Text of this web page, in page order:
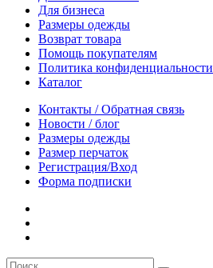
Для бизнеса
Размеры одежды
Возврат товара
Помощь покупателям
Политика конфиденциальности
Каталог
Контакты / Обратная связь
Новости / блог
Размеры одежды
Размер перчаток
Регистрация/Вход
Форма подписки